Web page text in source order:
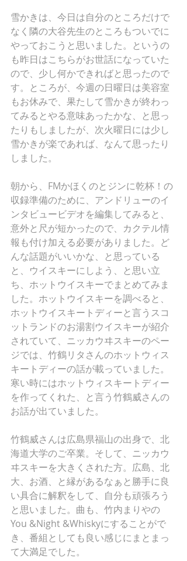
雪かきは、今日は自分のところだけで
なく隣の大谷先生のところもついでに
やっておこうと思いました。というの
も昨日はこちらがお世話になっていた
ので、少し何かできればと思ったので
す。ところが、今週の日曜日は美容室
もお休みで、果たして雪かきが終わっ
てみるとやる意味あったかな、と思っ
たりもしましたが、次火曜日には少し
雪かきが楽であれば、なんて思ったり
しました。
朝から、FMかほくのとジンに乾杯！の
収録準備のために、アンドリューのイ
ンタビュービデオを編集してみると、
意外と尺が短かったので、カクテル情
報も付け加える必要がありました。ど
んな話題がいいかな、と思っている
と、ウイスキーにしよう、と思い立
ち、ホットウイスキーでまとめてみま
した。ホットウイスキーを調べると、
ホットウイスキートディーと言うスコ
ットランドのお湯割ウイスキーが紹介
されていて、ニッカウヰスキーのペー
ジでは、竹鶴リタさんのホットウィス
キートディーの話が載っていました。
寒い時にはホットウィスキートディー
を作ってくれた、と言う竹鶴威さんの
お話が出ていました。
竹鶴威さんは広島県福山の出身で、北
海道大学のご卒業。そして、ニッカウ
ヰスキーを大きくされた方。広島、北
大、お酒、と縁があるなぁと勝手に良
い具合に解釈をして、自分も頑張ろう
と思いました。曲も、竹内まりやの
You &Night &Whiskyにすることがで
き、番組としても良い感じにまとまっ
て大満足でした。